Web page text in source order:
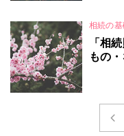
相続の基
「相
もの